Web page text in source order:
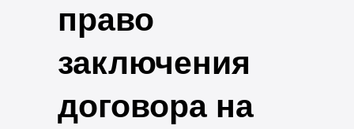
право
заключения
договора на